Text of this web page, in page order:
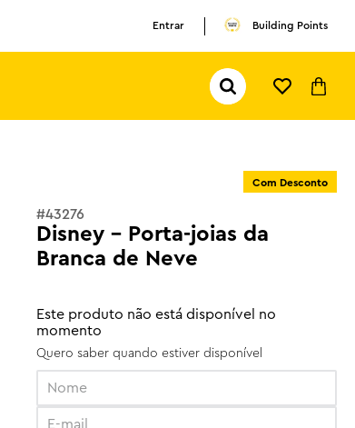
Entrar Building Points
Pesquisar...
Com Desconto
#43276
Disney - Porta-joias da
Branca de Neve
Este produto não está disponível no
momento
Quero saber quando estiver disponível
TERMOS MAIS BUSCADOS
ferrari